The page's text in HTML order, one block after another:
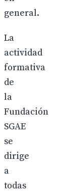
general.
La
actividad
formativa
de
la
Fundación
SGAE
se
dirige
a
todas